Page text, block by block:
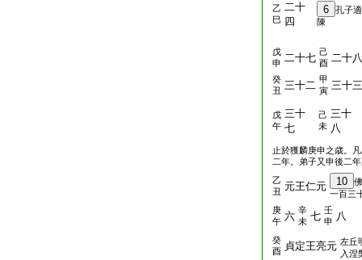
乙
巳
二十
四
6
孔子適
陳
戊
申 二十七 己
酉 二十八
癸
丑 三十二 甲
寅 三十三
戊
午
三十
七
己
未
三十
八
止於獲麟庚申之歳。
二年。弟子又申後二
乙
丑 元王仁元 10
一百三
庚
午 六 辛
未 七 壬
申 八
癸
酉 貞定王亮元 左丘
入涅